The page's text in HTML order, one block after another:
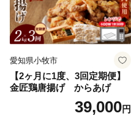
愛知県小牧市
【2ヶ月に1度、3回定期便】
金匠鶏唐揚げ からあげ
39,000円